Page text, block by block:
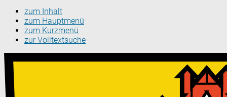
zum Inhalt
zum Hauptmenü
zum Kurzmenü
zur Volltextsuche